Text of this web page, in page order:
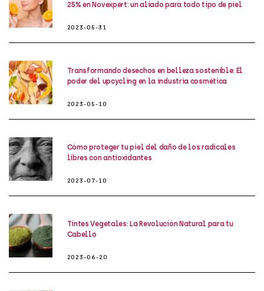
25% en Novexpert: un aliado para todo tipo de piel
2023-05-31
Transformando desechos en belleza sostenible: El
poder del upcycling en la industria cosmética
2023-05-10
Cómo proteger tu piel del daño de los radicales
libres con antioxidantes
2023-07-10
Tintes Vegetales: La Revolución Natural para tu
Cabello
2023-06-20